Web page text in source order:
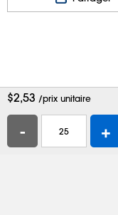
$2,53 /prix unitaire
- +